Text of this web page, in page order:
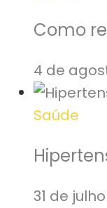
Como
4 de
Saúde
31 de